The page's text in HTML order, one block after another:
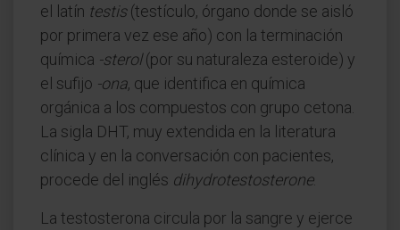
el latín testis(testículo, órgano donde se aisló
por primera vez ese año) con la terminación
química -sterol(por su naturaleza esteroide) y
el sufijo -ona, que identifica en química
orgánica a los compuestos con grupo cetona.
La sigla DHT, muy extendida en la literatura
clínica y en la conversación con pacientes,
procede del inglés dihydrotestosterone.
La testosterona circula por la sangre y ejerce